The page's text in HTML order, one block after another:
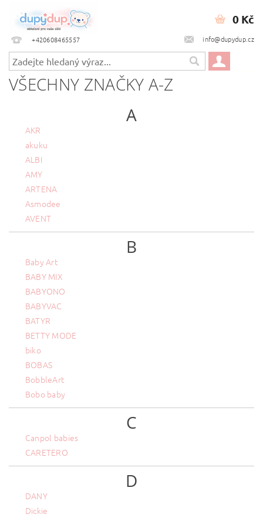
+420608465557 info@dupydup.cz
0 Kč
VŠECHNY ZNAČKY A-Z
A
AKR
akuku
ALBI
AMY
ARTENA
Asmodee
AVENT
B
Baby Art
BABY MIX
BABYONO
BABYVAC
BATYR
BETTY MODE
biko
BOBAS
BobbleArt
Bobo baby
C
Canpol babies
CARETERO
D
DANY
Dickie